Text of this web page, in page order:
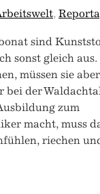
,
sind
sonst gleich aus.
müssen sie
bei der
zum
macht, muss
riechen